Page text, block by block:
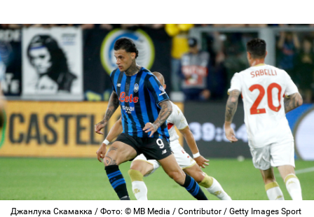
Джанлука Скамакка / Фото: © MB Media / Contributor / Getty Images Sport